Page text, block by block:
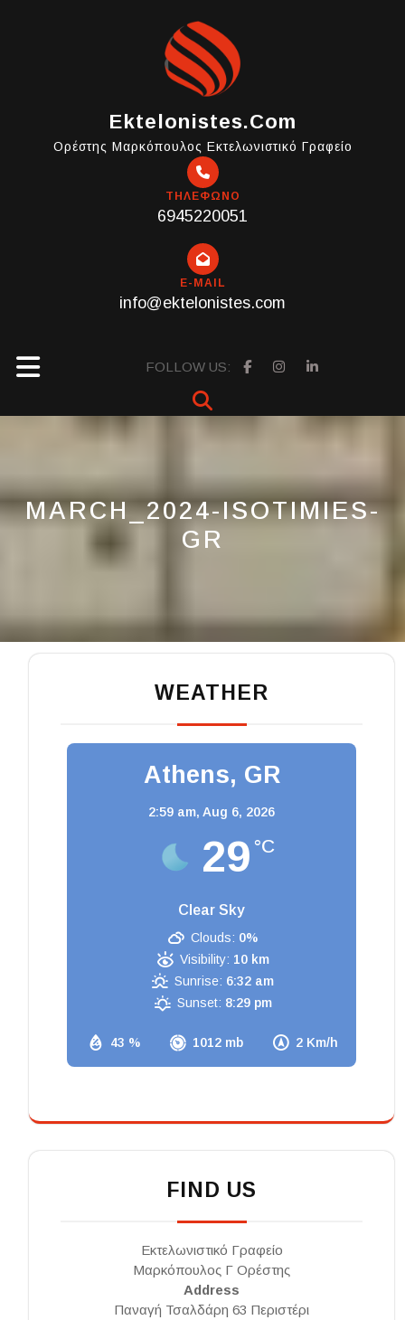
Ektelonistes.com
Ορέστης Μαρκόπουλος Εκτελωνιστικό Γραφείο
ΤΗΛΕΦΩΝΟ
6945220051
E-MAIL
info@ektelonistes.com
Open
FOLLOW US:
ΜARCH_2024-ISOTIMIES-
GR
WEATHER
Athens, GR
2:59 am, Aug 6, 2026
29 °C
Clear Sky
43 % 1012 mb 2 Km/h
Clouds: 0%
Visibility: 10 km
Sunrise: 6:32 am
Sunset: 8:29 pm
FIND US
Εκτελωνιστικό Γραφείο
Μαρκόπουλος Γ Ορέστης
Address
Παναγή Τσαλδάρη 63 Περιστέρι